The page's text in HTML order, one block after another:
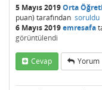
5 Mayıs 2019Orta
puan) tarafından soruldu
6 Mayıs 2019emresafa
görüntülendi
Cevap Yorum